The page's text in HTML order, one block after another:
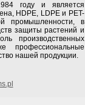
году и является
HDPE, LDPE и PET-
промышленности, в
защиты растений и
производственных
профессиональные
нашей продукции.